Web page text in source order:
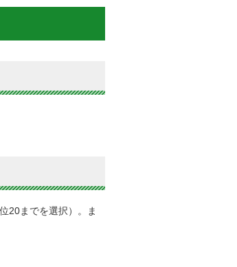
20までを選択）。ま